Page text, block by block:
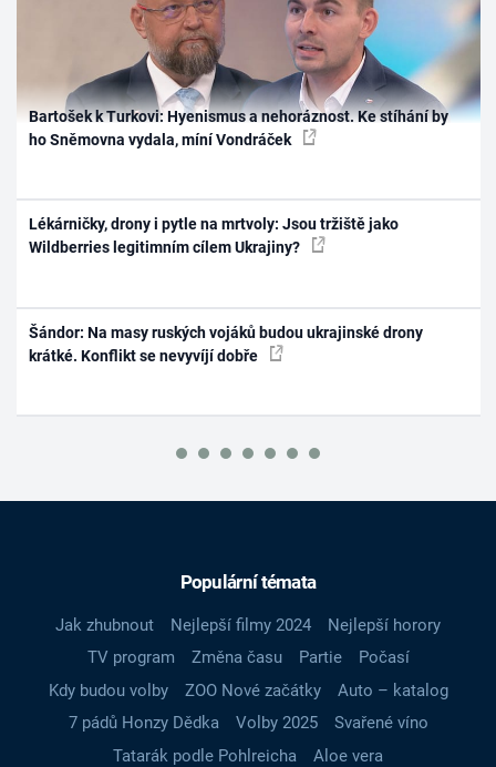
Bartošek k Turkovi: Hyenismus a nehoráznost. Ke stíhání by
ho Sněmovna vydala, míní Vondráček
Lékárničky, drony i pytle na mrtvoly: Jsou tržiště jako
Wildberries legitimním cílem Ukrajiny?
Šándor: Na masy ruských vojáků budou ukrajinské drony
krátké. Konflikt se nevyvíjí dobře
Populární témata
Jak zhubnout Nejlepší filmy 2024
Nejlepší horory
TV program
Změna času Partie
Počasí
Kdy budou volby
ZOO Nové začátky
Auto – katalog
7 pádů Honzy Dědka
Volby 2025
Svařené víno
Tatarák podle Pohlreicha
Aloe vera